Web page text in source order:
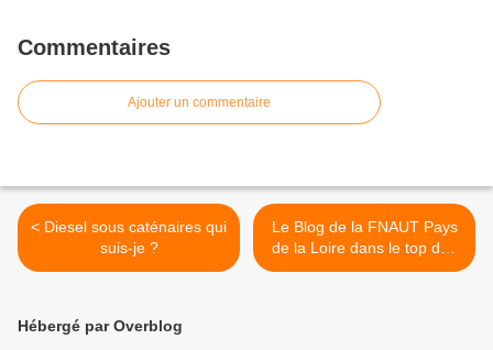
Commentaires
Ajouter un commentaire
< Diesel sous caténaires qui
suis-je ?
Le Blog de la FNAUT Pays
de la Loire dans le top des
Blogs... >
Hébergé par Overblog